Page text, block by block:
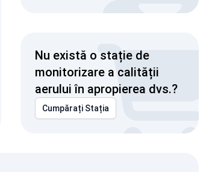
Nu există o stație de
monitorizare a calității
aerului în apropierea dvs.?
Cumpărați Stația